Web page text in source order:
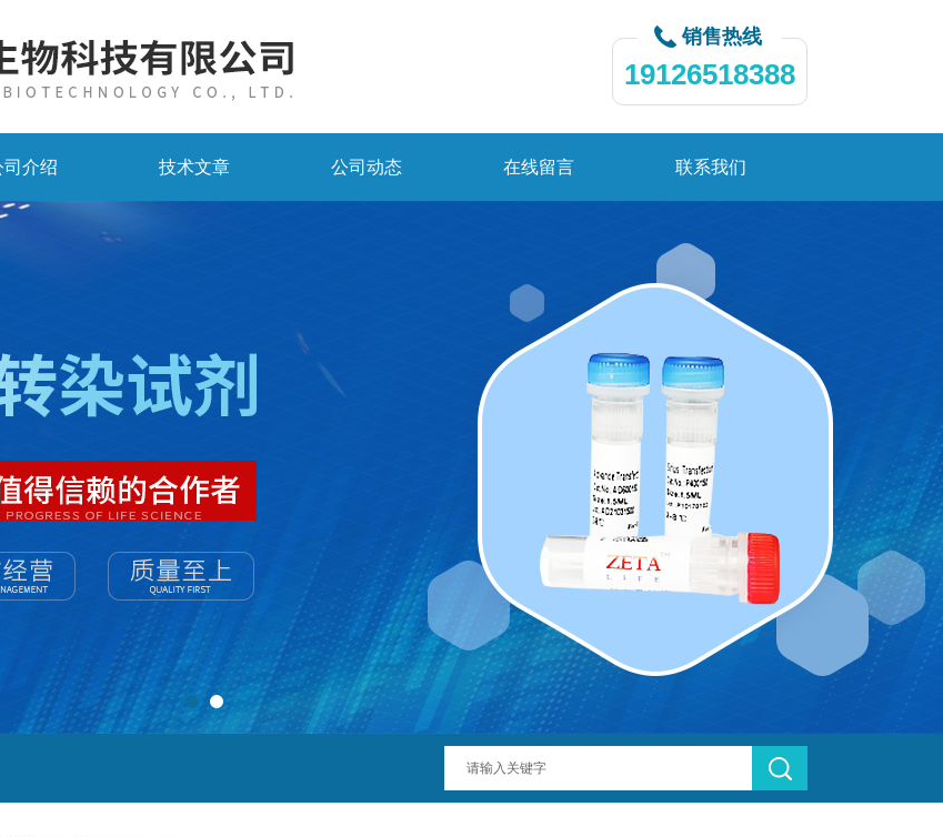
销售热线
19126518388
司介绍 技术文章 公司动态 在线留言 联系我们